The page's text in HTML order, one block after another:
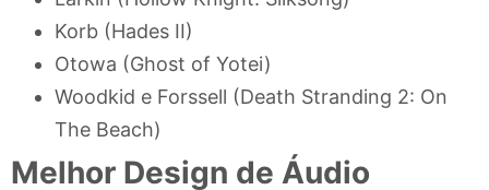
Korb (Hades II)
Otowa (Ghost of Yotei)
Woodkid e Forssell (Death Stranding 2: On
The Beach)
Melhor Design de Áudio